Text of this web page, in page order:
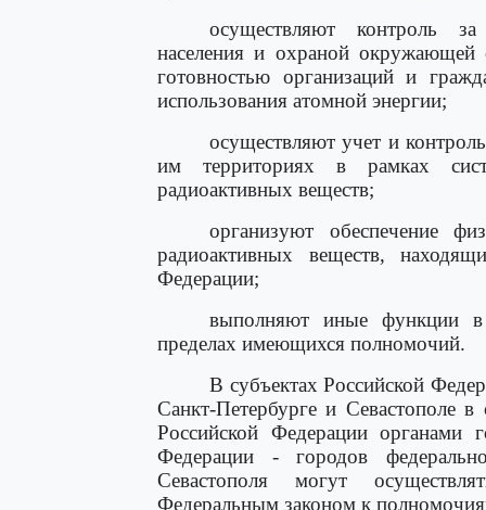
осуществляют контроль за
населения и охраной окружающей
готовностью организаций и
использования атомной энергии;
осуществляют учет и
им территориях в рамках
радиоактивных веществ;
организуют обеспечение
радиоактивных веществ,
Федерации;
выполняют иные функции в
пределах имеющихся полномочий.
В субъектах Российской
Санкт-Петербурге и Севастополе в
Российской Федерации органами
Федерации - городов
Севастополя могут
Федеральным законом к